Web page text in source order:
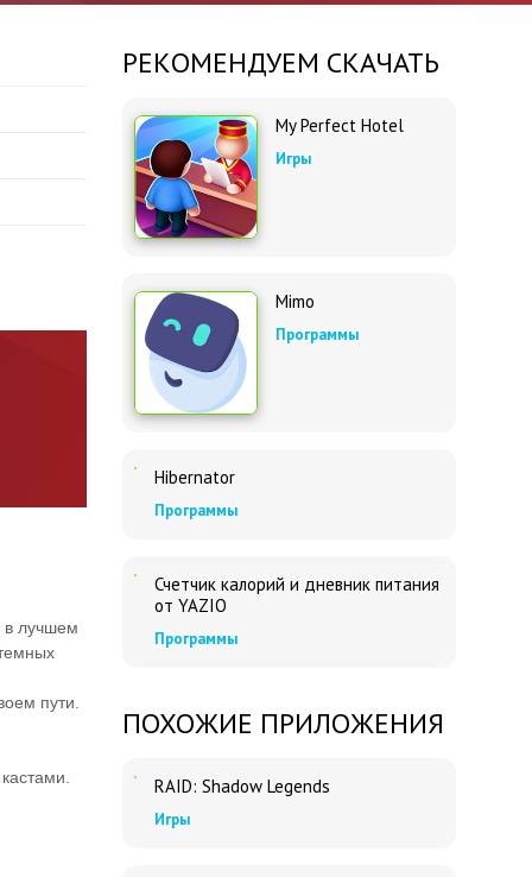
в лучшем
пути.
РЕКОМЕНДУЕМ СКАЧАТЬ
My Perfect Hotel
Игры
Mimo
Программы
Hibernator
Программы
Счетчик калорий и дневник питания
от YAZIO
Программы
ПОХОЖИЕ ПРИЛОЖЕНИЯ
RAID: Shadow Legends
Игры